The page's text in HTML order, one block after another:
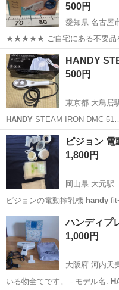
500円
愛知県 名古屋
★★★★★ ご自宅にある不要品を
みしませんか？ 家電、趣味・
衣料服飾品、生活雑貨、家具、
ち込めます！ ※詳細はこ...
愛知 名古屋市
HANDY
500円
東京都 大鳥居
HANDYSTEAM IRON DMC-51…
東京 大田区 大鳥居駅
ピジョン
1,800円
岡山県 大元駅
ピジョンの電動搾乳機 handy
した。 搾乳バッグに直接付けられるアダプターもついております。 西
松屋の搾乳バッグ 35枚 ブラン
ビ...
岡山 岡山市 大元駅
ハンディプ
1,000円
大阪府 河内天
いる物全てです。 - モデル名: